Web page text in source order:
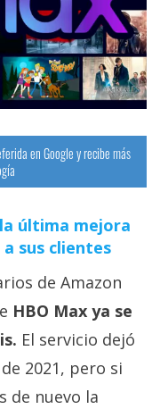
en Google y recibe más
última mejora
sus clientes
de Amazon
HBO Max ya se
El servicio dejó
2021, pero si
de nuevo la